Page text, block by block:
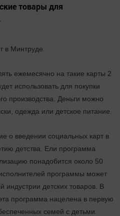
товары для
в Минтруде.
ежемесячно на такие карты 2
использовать для покупки
производства. Деньги можно
одежда или детское питание.
о введении социальных карт в
детства. Ели программа
понадобится около 50
программы может
индустрии детских товаров. В
программа нацелена в первую
семей с детьми.